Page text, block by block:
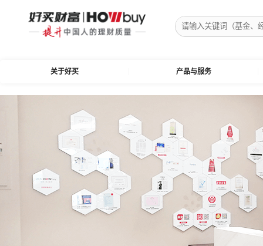
关于好买 产品与服务